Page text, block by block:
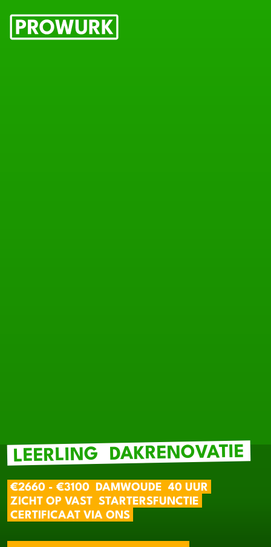
LEERLING DAKRENOVATIE
€2660 - €3100 DAMWOUDE
40 UUR
ZICHT OP VAST STARTERSFUNCTIE
CERTIFICAAT VIA ONS